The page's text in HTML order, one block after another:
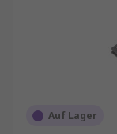
Auf Lager